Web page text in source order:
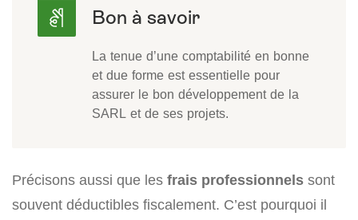
La tenue d’une comptabilité en bonne
et due forme est essentielle pour
assurer le bon développement de la
SARL et de ses projets.
Précisons aussi que les frais professionnels sont
souvent déductibles fiscalement. C’est pourquoi il